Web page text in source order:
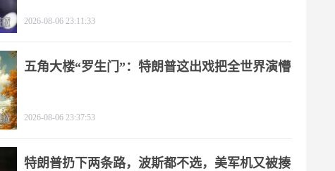
2026-08-06 23:11:33
五角大楼“罗生门”：特朗普这出戏把全世界演懵
2026-08-06 23:37:53
特朗普扔下两条路，波斯都不选，美军机又被揍